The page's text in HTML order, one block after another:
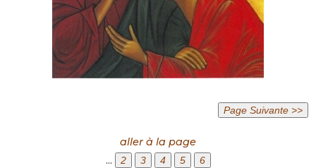
aller à la page
...